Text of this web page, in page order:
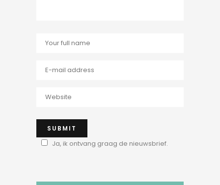
Ja, ik ontvang graag de nieuwsbrief.